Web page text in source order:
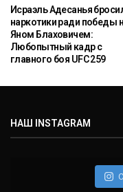
Исраэль Адесанья
наркотики ради победы
Яном Блаховичем:
Любопытный кадр с
главного боя UFC 259
НАШ INSTAGRAM